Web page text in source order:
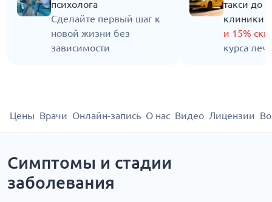
психолога
Сделайте первый шаг к
новой жизни без
зависимости
такси до
клиники
и 15%
курса
Цены Врачи Онлайн-запись О нас Видео Лицензии
Симптомы и стадии
заболевания